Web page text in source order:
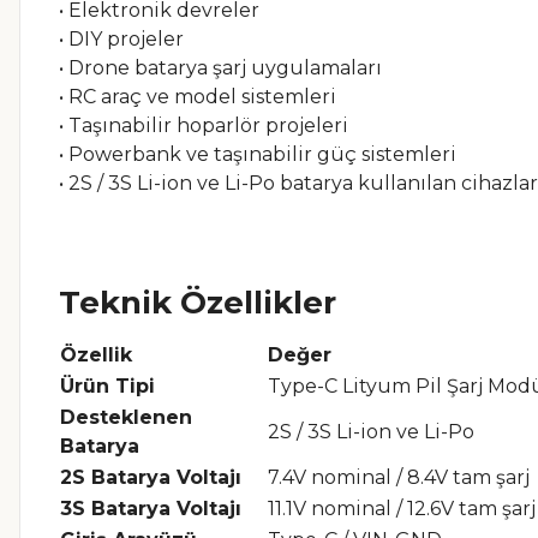
• Elektronik devreler
• DIY projeler
• Drone batarya şarj uygulamaları
• RC araç ve model sistemleri
• Taşınabilir hoparlör projeleri
• Powerbank ve taşınabilir güç sistemleri
• 2S / 3S Li-ion ve Li-Po batarya kullanılan cihazlar
Teknik Özellikler
Özellik
Değer
Ürün Tipi
Type-C Lityum Pil Şarj
Desteklenen
Batarya
2S / 3S Li-ion ve Li-Po
2S Batarya Voltajı
7.4V nominal / 8.4V tam şarj
3S Batarya Voltajı
11.1V nominal / 12.6V tam şarj